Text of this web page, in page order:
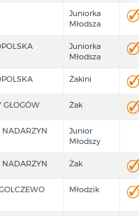
Juniorka
Młodsza
Juniorka
Młodsza
Żakini
GŁOGÓW Żak
NADARZYN
Junior
Młodszy
NADARZYN Żak
Młodzik